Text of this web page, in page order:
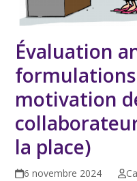
Évaluation
motivation
la place)
6 novembre 2024